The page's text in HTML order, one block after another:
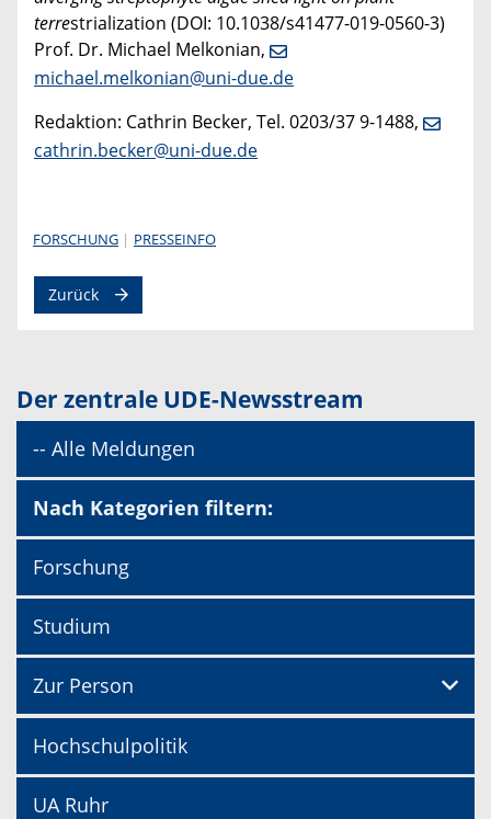
terrestrialization (DOI: 10.1038/s41477-019-0560-3)
Prof. Dr. Michael Melkonian,
michael.melkonian@uni-due.de
Redaktion: Cathrin Becker, Tel. 0203/37 9-1488,
cathrin.becker@uni-due.de
FORSCHUNG PRESSEINFO
Zurück
Der zentrale UDE-Newsstream
-- Alle Meldungen
Nach Kategorien filtern:
Forschung
Studium
Zur Person
Hochschulpolitik
UA Ruhr